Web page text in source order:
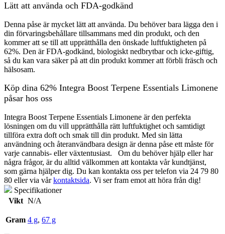
Lätt att använda och FDA-godkänd
Denna påse är mycket lätt att använda. Du behöver bara lägga den i
din förvaringsbehållare tillsammans med din produkt, och den
kommer att se till att upprätthålla den önskade luftfuktigheten på
62%. Den är FDA-godkänd, biologiskt nedbrytbar och icke-giftig,
så du kan vara säker på att din produkt kommer att förbli fräsch och
hälsosam.
Köp dina 62% Integra Boost Terpene Essentials Limonene
påsar hos oss
Integra Boost Terpene Essentials Limonene är den perfekta
lösningen om du vill upprätthålla rätt luftfuktighet och samtidigt
tillföra extra doft och smak till din produkt. Med sin lätta
användning och återanvändbara design är denna påse ett måste för
varje cannabis- eller växtentusiast.
Om du behöver hjälp eller har
några frågor, är du alltid välkommen att kontakta vår kundtjänst,
som gärna hjälper dig. Du kan kontakta oss per telefon via 24 79 80
80 eller via vårkontaktsida. Vi ser fram emot att höra från dig!
Specifikationer
Vikt N/A
Gram 4 g, 67 g